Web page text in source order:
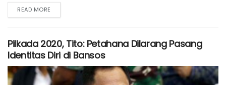
READ MORE
Pilkada 2020, Tito: Petahana Dilarang Pasang
Identitas Diri di Bansos